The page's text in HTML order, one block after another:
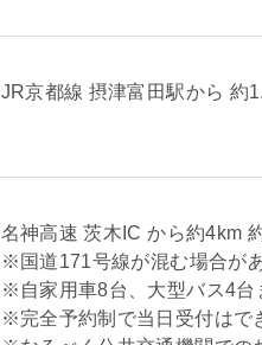
JR京都線 摂津富田駅から 約
名神高速 茨木IC から約4km
※国道171号線が混む場合が
※自家用車8台、大型バス4台
※完全予約制で当日受付はで